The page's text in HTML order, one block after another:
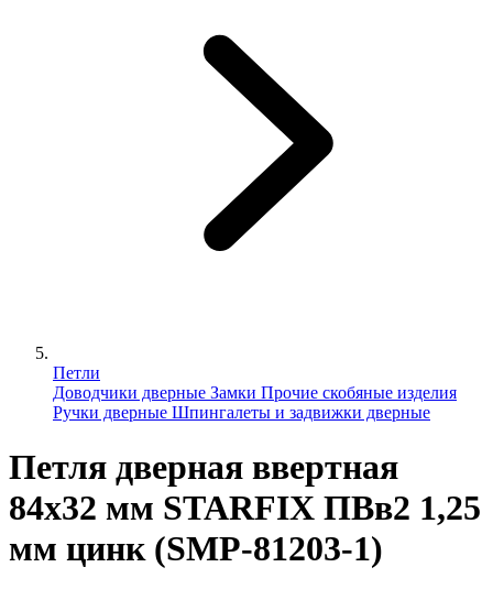
Петли
Доводчики дверные Замки Прочие скобяные изделия
Ручки дверные Шпингалеты и задвижки дверные
Петля дверная ввертная
84х32 мм STARFIX ПВв2 1,25
мм цинк (SMP-81203-1)